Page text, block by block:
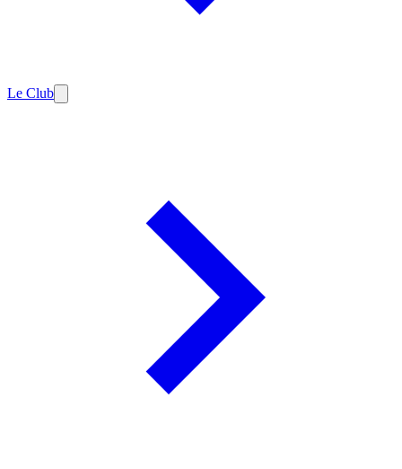
Le Club